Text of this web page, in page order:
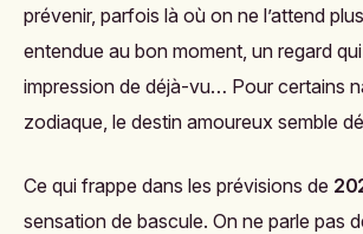
prévenir, parfois là où on ne l’attend
entendue au bon moment, un regard qui
impression de déjà-vu… Pour certains
zodiaque, le destin amoureux semble
Ce qui frappe dans les prévisions de
sensation de bascule. On ne parle pas